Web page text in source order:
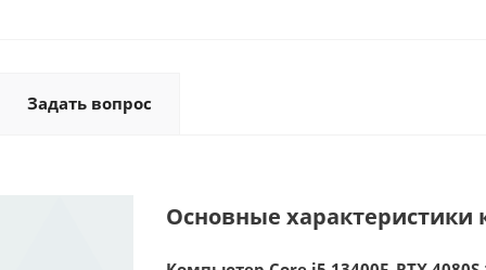
Задать вопрос
Основные характеристики